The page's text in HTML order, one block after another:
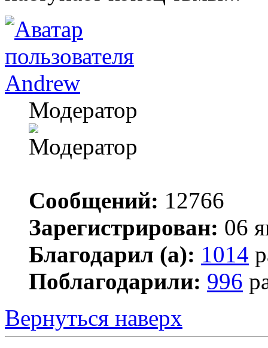
Andrew
Модератор
Сообщений: 12766
Зарегистрирован: 06
Благодарил (а): 1014
Поблагодарили: 996
Вернуться наверх